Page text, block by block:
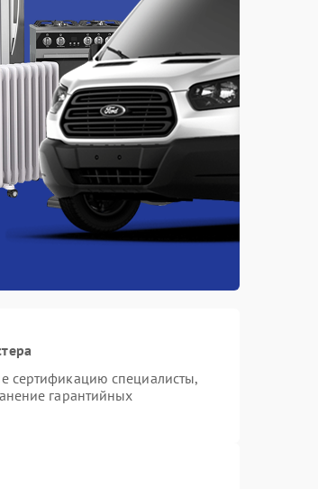
сертификацию специалисты,
гарантийных